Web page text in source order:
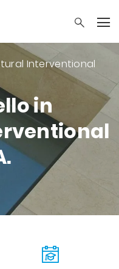
Interventional
in